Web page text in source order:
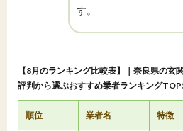
す。
【8月のランキング比較表】｜奈良県の玄
評判から選ぶおすすめ業者ランキング
順位 業者名 特徴